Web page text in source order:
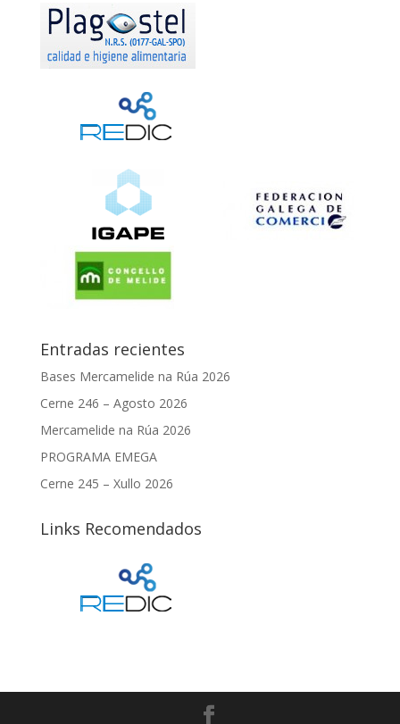
Entradas recientes
Bases Mercamelide na Rúa 2026
Cerne 246 – Agosto 2026
Mercamelide na Rúa 2026
PROGRAMA EMEGA
Cerne 245 – Xullo 2026
Links Recomendados